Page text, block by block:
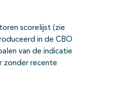
scorelijst (zie
in de CBO
van de indicatie
zonder recente